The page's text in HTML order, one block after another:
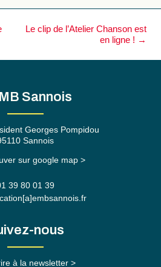
Le clip de l’Atelier Chanson est
en ligne ! →
Sannois
Georges Pompidou
Sannois
sur google map >
39 80 01 39
nous
à la newsletter >